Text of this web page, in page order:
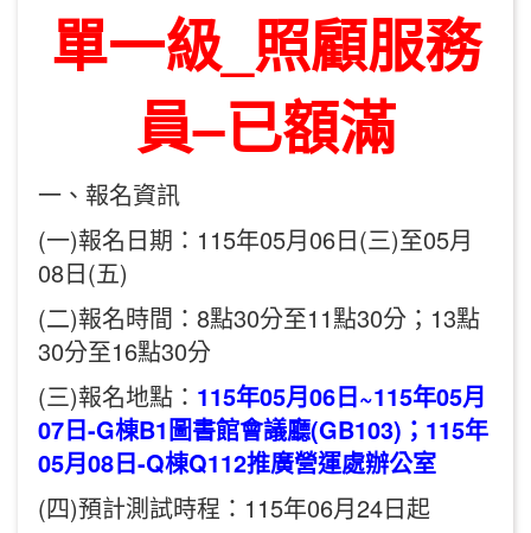
單一級_ 照顧服務
員–已額滿
一、報名資訊
(一)報名日期：115年05月06日(三)至05月
08日(五)
(二)報名時間：8點30分至11點30分；13點
30分至16點30分
(三)報名地點： 115年05月06日~115年05月
07日-G棟B1圖書館會議廳(GB103)；115年
05月08日-Q棟Q112推廣營運處辦公室
(四)預計測試時程：115年06月24日起